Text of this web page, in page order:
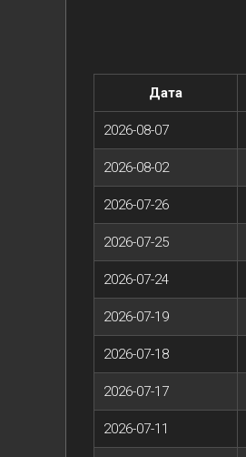
Дата
2026-08-07
2026-08-02
2026-07-26
2026-07-25
2026-07-24
2026-07-19
2026-07-18
2026-07-17
2026-07-11